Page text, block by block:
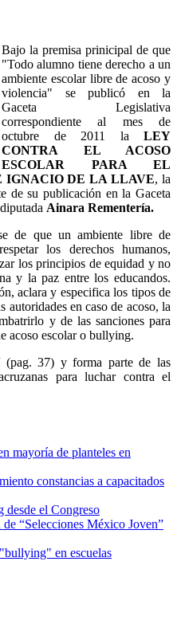
Bajo la premisa prinicipal de que
"Todo alumno tiene derecho a un
ambiente escolar libre de acoso y
violencia" se publicó en la
Gaceta Legislativa
correspondiente al mes de
octubre de 2011 la LEY
CONTRA EL ACOSO
ESCOLAR PARA EL
IGNACIO DE LA LLAVE, la
de su publicación en la Gaceta
Ainara Rementería.
de que un ambiente libre de
los derechos humanos,
los principios de equidad y no
y la paz entre los educandos.
aclara y especifica los tipos de
autoridades en caso de acoso, la
y de las sanciones para
acoso escolar o bullying.
(pag. 37) y forma parte de las
para luchar contra el
mayoría de planteles en
constancias a capacitados
desde el Congreso
“Selecciones México Joven”
en escuelas